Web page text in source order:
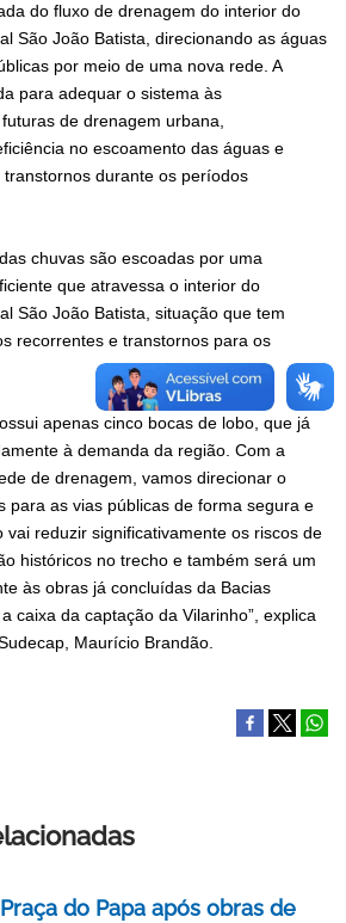
do fluxo de drenagem do interior do
São João Batista, direcionando as águas
por meio de uma nova rede. A
para adequar o sistema às
de drenagem urbana,
no escoamento das águas e
durante os períodos
chuvas são escoadas por uma
que atravessa o interior do
São João Batista, situação que tem
recorrentes e transtornos para os
apenas cinco bocas de lobo, que já
à demanda da região. Com a
de drenagem, vamos direcionar o
para as vias públicas de forma segura e
vai reduzir significativamente os riscos de
históricos no trecho e também será um
às obras já concluídas da Bacias
caixa da captação da Vilarinho”, explica
Maurício Brandão.
do Papa após obras de